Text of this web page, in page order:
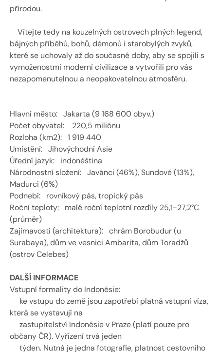
přírodou.
Vítejte tedy na kouzelných ostrovech plných legend,
bájných příběhů, bohů, démonů i starobylých zvyků,
které se uchovaly až do současné doby, aby se spojili s
vymoženostmi moderní civilizace a vytvořili pro vás
nezapomenutelnou a neopakovatelnou atmosféru.
Hlavní město:   Jakarta (9 168 600 obyv.)
Počet obyvatel:    220,5 miliónu
Rozloha (km2):   1 919 440
Umístění:   Jihovýchodní Asie
Úřední jazyk:   indonéština
Národnostní složení:   Javánci (46%), Sundové (13%),
Madurci (6%)
Podnebí:   rovníkový pás, tropický pás
Roční teploty:   malé roční teplotní rozdíly 25,1-27,2°C
(průměr)
Zajímavosti (architektura):   chrám Borobudur (u
Surabaya), dům ve vesnici Ambarita, dům Toradžů
(ostrov Celebes)
DALŠÍ INFORMACE
Vstupní formality do Indonésie:
ke vstupu do země jsou zapotřebí platná vstupní víza,
která se vystavují na
zastupitelství Indonésie v Praze (platí pouze pro
občany ČR). Vyřízení trvá jeden
týden. Nutná je jedna fotografie, platnost cestovního